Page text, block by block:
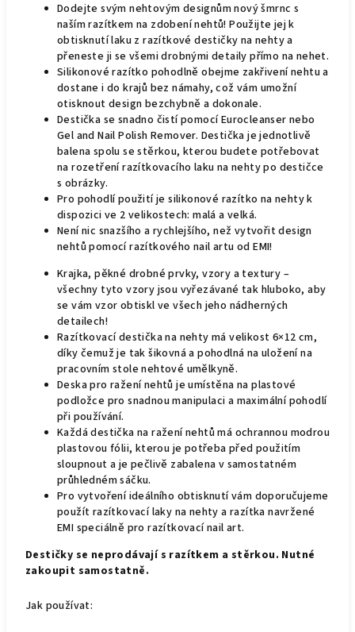
Dodejte svým nehtovým designům nový šmrnc s
naším razítkem na zdobení nehtů! Použijte jej k
obtisknutí laku z razítkové destičky na nehty a
přeneste ji se všemi drobnými detaily přímo na nehet.
Silikonové razítko pohodlně obejme zakřivení nehtu a
dostane i do krajů bez námahy, což vám umožní
otisknout design bezchybně a dokonale.
Destička se snadno čistí pomocí Eurocleanser nebo
Gel and Nail Polish Remover. Destička je jednotlivě
balena spolu se stěrkou, kterou budete potřebovat
na rozetření razítkovacího laku na nehty po destičce
s obrázky.
Pro pohodlí použití je silikonové razítko na nehty k
dispozici ve 2 velikostech: malá a velká.
Není nic snazšího a rychlejšího, než vytvořit design
nehtů pomocí razítkového nail artu od EMI!
Krajka, pěkné drobné prvky, vzory a textury –
všechny tyto vzory jsou vyřezávané tak hluboko, aby
se vám vzor obtiskl ve všech jeho nádherných
detailech!
Razítkovací destička na nehty má velikost 6×12 cm,
díky čemuž je tak šikovná a pohodlná na uložení na
pracovním stole nehtové umělkyně.
Deska pro ražení nehtů je umístěna na plastové
podložce pro snadnou manipulaci a maximální pohodlí
při používání.
Každá destička na ražení nehtů má ochrannou modrou
plastovou fólii, kterou je potřeba před použitím
sloupnout a je pečlivě zabalena v samostatném
průhledném sáčku.
Pro vytvoření ideálního obtisknutí vám doporučujeme
použít razítkovací laky na nehty a razítka navržené
EMI speciálně pro razítkovací nail art.
Destičky se neprodávají s razítkem a stěrkou. Nutné
zakoupit samostatně.
Jak používat: